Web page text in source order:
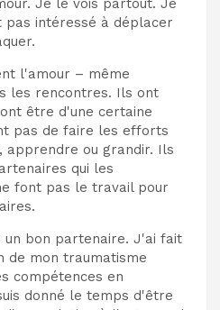
Je le vois partout. Je
pas intéressé à déplacer
l'amour – même
les rencontres. Ils ont
être d'une certaine
pas de faire les efforts
apprendre ou grandir. Ils
qui les
font pas le travail pour
un bon partenaire. J'ai fait
de mon traumatisme
compétences en
donné le temps d'être